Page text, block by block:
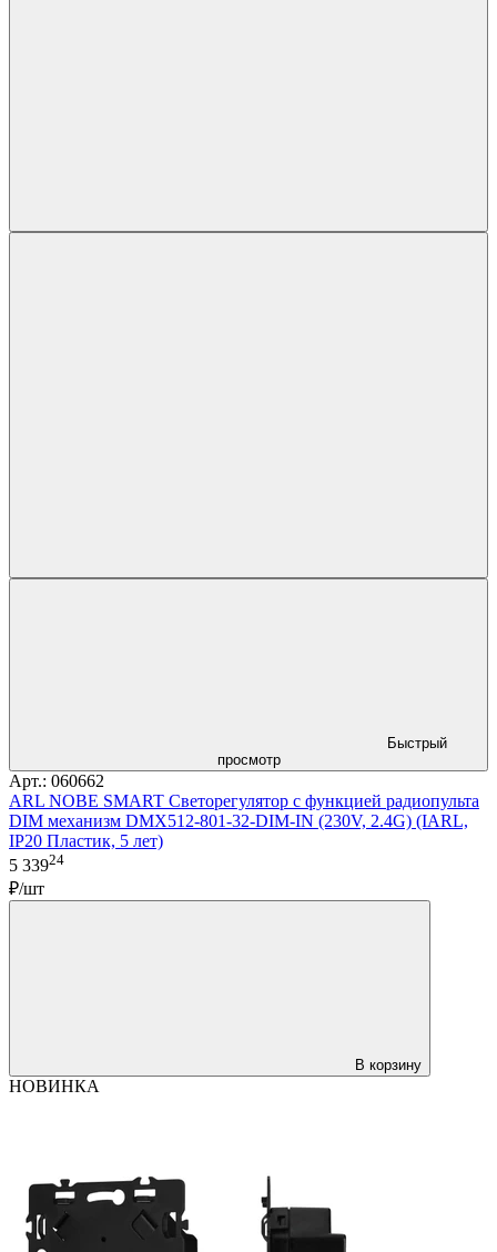
Быстрый
просмотр
Арт.: 060662
ARL NOBE SMART Светорегулятор с функцией радиопульта
DIM механизм DMX512-801-32-DIM-IN (230V, 2.4G) (IARL,
IP20 Пластик, 5 лет)
5 33924
₽/шт
В корзину
НОВИНКА